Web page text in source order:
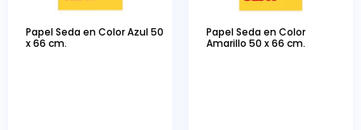
Papel Seda en Color Azul 50
x 66 cm.
Papel Seda en Color
Amarillo 50 x 66 cm.